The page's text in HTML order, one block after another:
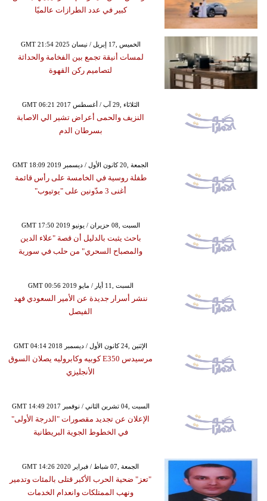
كبير في عدد الطرازات عالميًا
GMT 21:54 2025 الخميس ,17 إبريل / نيسان
لمسات أنيقة تجمع بين الفخامة والحداثة
لتصاميم ركن القهوة
GMT 06:21 2017 الثلاثاء ,29 آب / أغسطس
النزيف والحمى أعراض تشير الي الاصابة
بسرطان الدم
GMT 18:09 2019 الجمعة ,20 كانون الأول / ديسمبر
طفلة روسية في الخامسة على رأس قائمة
أغنى 3 مدّونين على "يوتيوب"
GMT 17:50 2019 السبت ,08 حزيران / يونيو
باحث يثبت بالدليل أن قصة "علاء الدين
والمصباح السحري" من حلب في سورية
GMT 00:56 2019 السبت ,11 أيار / مايو
ننشر أسرار جديدة عن الأمير السعودي فهد
الفيصل
GMT 04:14 2018 الإثنين ,24 كانون الأول / ديسمبر
مرسيدس E350 كوبيه وكابروليه يصلان السوق
الأنجليزي
GMT 14:49 2017 السبت ,04 تشرين الثاني / نوفمبر
الإعلان عن تجديد مقصورات "الدرجة الأولى"
في الخطوط الجوية البريطانية
GMT 14:26 2020 الجمعة ,07 شباط / فبراير
"تعز" ضحية الحرب الأكبر قتلى بالمئات وتدمير
ونهب الممتلكات وانعدام الخدمات